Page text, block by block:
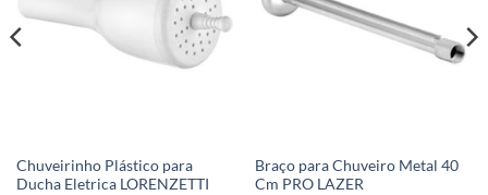
Chuveirinho Plástico para
Ducha Eletrica LORENZETTI
Braço para Chuveiro Metal 40
Cm PRO LAZER